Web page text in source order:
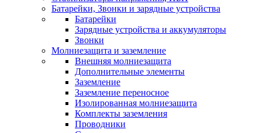
Батарейки, Звонки и зарядные устройства
Батарейки
Зарядные устройства и аккумуляторы
Звонки
Молниезащита и заземление
Внешняя молниезащита
Дополнительные элементы
Заземление
Заземление переносное
Изолированная молниезащита
Комплекты заземления
Проводники